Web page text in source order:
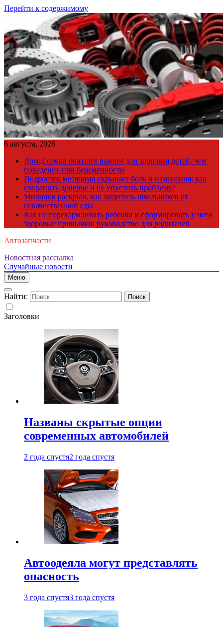
Перейти к содержимому
6 августа, 2026
Доход семьи оказался важнее для здоровья детей, чем
поведение при беременности
Подросток месяцами скрывает боль и изменения: как
сохранить доверие и не упустить проблему?
Милонов раскрыл, как защитить школьников от
некачественной еды
Как не перекармливать ребенка и сформировать у него
здоровые привычки: руководство для родителей
Автозапчасти
Новостная рассылка
Случайные новости
Меню
Найти:
Заголовки
Названы скрытые опции
современных автомобилей
2 года спустя2 года спустя
Автоодеяла могут представлять
опасность
3 года спустя3 года спустя